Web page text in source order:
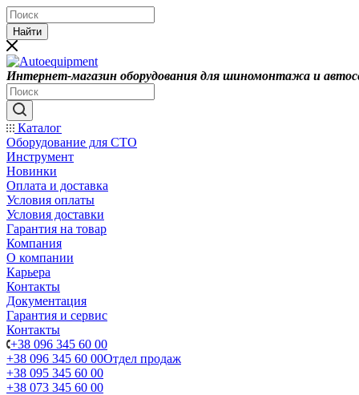
Найти
Интернет-магазин оборудования для шиномонтажа и
Каталог
Оборудование для СТО
Инструмент
Новинки
Оплата и доставка
Условия оплаты
Условия доставки
Гарантия на товар
Компания
О компании
Карьера
Контакты
Документация
Гарантия и сервис
Контакты
+38 096 345 60 00
+38 096 345 60 00Отдел продаж
+38 095 345 60 00
+38 073 345 60 00